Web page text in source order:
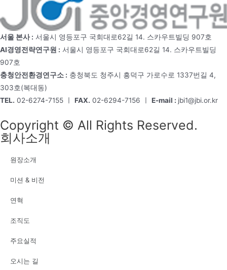
서울 본사 : 서울시 영등포구 국회대로62길 14. 스카우트빌딩 907호
AI경영전략연구원 : 서울시 영등포구 국회대로62길 14. 스카우트빌딩
907호
충청안전환경연구소 : 충청북도 청주시 흥덕구 가로수로 1337번길 4,
303호(복대동)
TEL. 02-6274-7155 ㅣ FAX. 02-6294-7156 ㅣ E-mail : jbi1@jbi.or.kr
Copyright © All Rights Reserved.
회사소개
원장소개
미션 & 비전
연혁
조직도
주요실적
오시는 길